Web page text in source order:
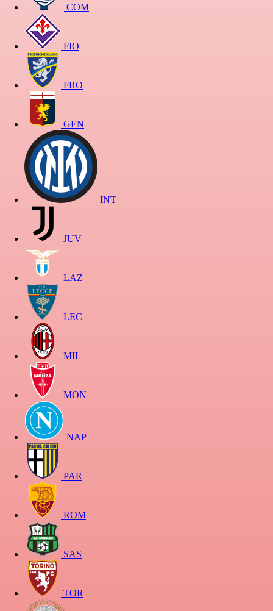
COM
FIO
FRO
GEN
INT
JUV
LAZ
LEC
MIL
MON
NAP
PAR
ROM
SAS
TOR